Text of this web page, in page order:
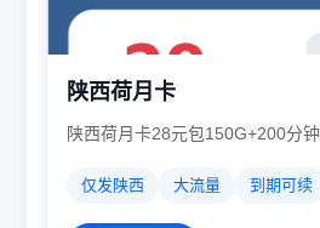
陕西荷月卡
陕西荷月卡28元包150G+200分钟
仅发陕西 大流量 到期可续